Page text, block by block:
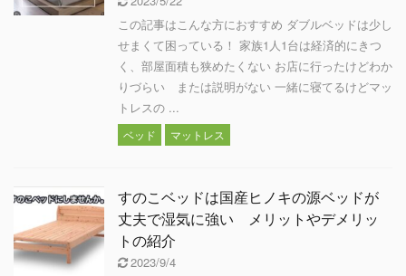
この記事はこんな方におすすめ ダブルベッドは少し
せまくて困っている！ 家族1人1台は経済的にきつ
く、部屋面積も狭めたくない お店に行ったけどわか
りづらい または説明がない 一緒に寝てるけどマッ
トレスの ...
ベッド マットレス
すのこベッドは国産ヒノキの源ベッドが
丈夫で湿気に強い メリットやデメリッ
トの紹介
2023/9/4